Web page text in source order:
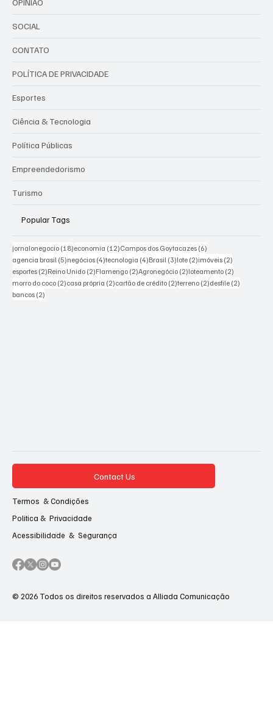
SOCIAL
CONTATO
POLÍTICA DE PRIVACIDADE
Esportes
Ciência & Tecnologia
Política Públicas
Empreendedorismo
Turismo
Popular Tags
jornalonegocio (18)18 posts
economia (12)12 posts
Campos dos Goytacazes (6)
agencia brasil (5)5 posts
negócios (4)4 posts
tecnologia (4)4 posts
Brasil (3)3 posts
lote (2)2 posts
imóveis (2)
esportes (2)2 posts
Reino Unido (2)2 posts
Flamengo (2)2 posts
Agronegócio (2)2 posts
loteamento (2)
morro do coco (2)2 posts
casa própria (2)2 posts
cartão de crédito (2)2 posts
terreno (2)2 posts
desfile (2)
bancos (2)
Contact Us
Termos & Condições
Politica & Privacidade
Acessibilidade & Segurança
© 2026 Todos os direitos reservados a Alliada Comunicação